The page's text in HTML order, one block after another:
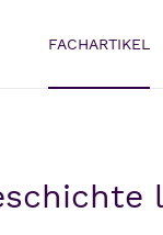
FACHARTIKEL